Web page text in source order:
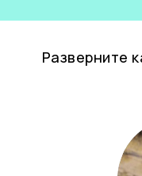
Разверните